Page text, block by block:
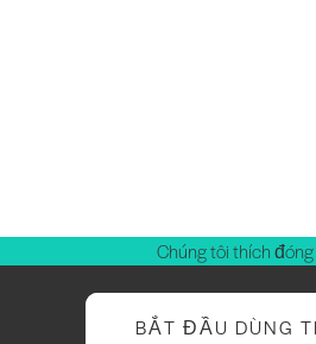
Chúng tôi thích
BẮT ĐẦU DÙNG